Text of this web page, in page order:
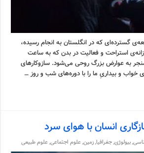
گسترده‌ای که در انگلستان به انجام رسیده،
استراحت و فعالیت در بدن که به ساعت
به عوارض بزرگ روحی می‌شود. سازوکارهای
خواب و بیداریِ ما را با دوره‌های شب و روز …
انسان با هوای سرد
,بیولوژی,جغرافیا,زمین,علوم اجتماعی,علوم طبیعی